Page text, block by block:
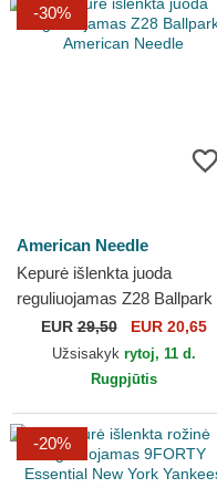
-30%
American Needle
Kepurė išlenkta juoda
reguliuojamas Z28 Ballpark
American Needle
EUR29,50 EUR 20,65
Užsisakyk rytoj, 11 d.
Rugpjūtis
-20%